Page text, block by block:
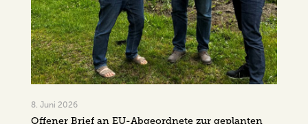
8. Juni 2026
Offener Brief an EU-Abgeordnete zur geplanten